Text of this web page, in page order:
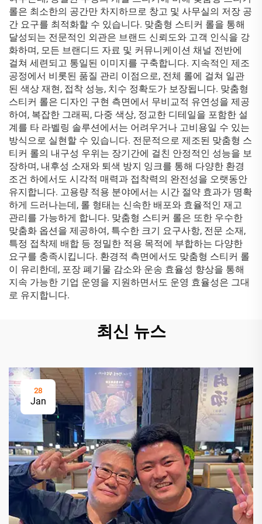
롤은 최소한의 공간만 차지하므로 창고 및 사무실의 저장 공
간 요구를 최적화할 수 있습니다. 맞춤형 스티커 롤을 통해
달성되는 전문적인 외관은 브랜드 신뢰도와 고객 인식을 강
화하며, 모든 브랜디드 자료 및 커뮤니케이션 채널 전반에
걸쳐 세련되고 통일된 이미지를 구축합니다. 지속적인 제조
공정에서 비롯된 품질 관리 이점으로, 전체 롤에 걸쳐 일관
된 색상 재현, 접착 성능, 치수 정확도가 보장됩니다. 맞춤형
스티커 롤은 디자인 구현 측면에서 무비교적 유연성을 제공
하여, 복잡한 그래픽, 다중 색상, 정교한 디테일을 포함한 설
계를 타 라벨링 솔루션에서는 어려우거나 고비용일 수 있는
방식으로 실현할 수 있습니다. 전문적으로 제조된 맞춤형 스
티커 롤의 내구성 우위는 장기간에 걸친 안정적인 성능을 보
장하며, 내후성 소재와 퇴색 방지 잉크를 통해 다양한 환경
조건 하에서도 시각적 매력과 접착력의 완전성을 오랫동안
유지합니다. 고용량 적용 분야에서는 시간 절약 효과가 명확
하게 드러나는데, 롤 형태는 신속한 배포와 효율적인 재고
관리를 가능하게 합니다. 맞춤형 스티커 롤은 또한 우수한
맞춤화 옵션을 제공하여, 특수한 크기 요구사항, 전문 소재,
특정 접착제 배합 등 정밀한 적용 목적에 부합하는 다양한
요구를 충족시킵니다. 환경적 측면에서도 맞춤형 스티커 롤
이 유리한데, 포장 폐기물 감소와 운송 효율성 향상을 통해
지속 가능한 기업 운영을 지원하면서도 운영 효율성은 그대
로 유지합니다.
최신 뉴스
28
Jan